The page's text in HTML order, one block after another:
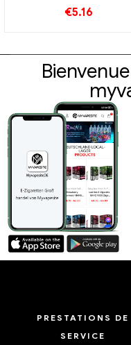
€5.16
PRESTATIONS DE
SERVICE